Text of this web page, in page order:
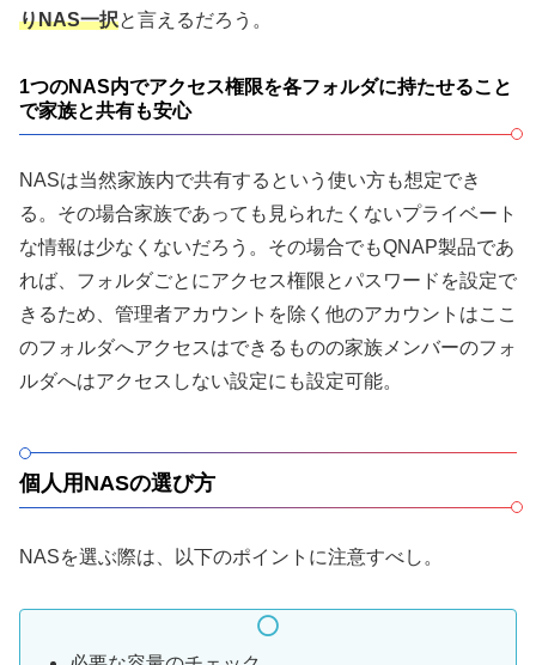
りNAS一択と言えるだろう。
1つのNAS内でアクセス権限を各フォルダに持たせること
で家族と共有も安心
NASは当然家族内で共有するという使い方も想定でき
る。その場合家族であっても見られたくないプライベート
な情報は少なくないだろう。その場合でもQNAP製品であ
れば、フォルダごとにアクセス権限とパスワードを設定で
きるため、管理者アカウントを除く他のアカウントはここ
のフォルダへアクセスはできるものの家族メンバーのフォ
ルダへはアクセスしない設定にも設定可能。
個人用NASの選び方
NASを選ぶ際は、以下のポイントに注意すべし。